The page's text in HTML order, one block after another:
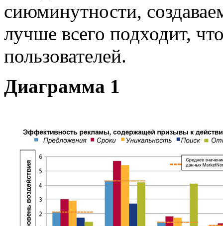
сиюминутности,
лучше всего подходит,
пользователей.
Диаграмма 1